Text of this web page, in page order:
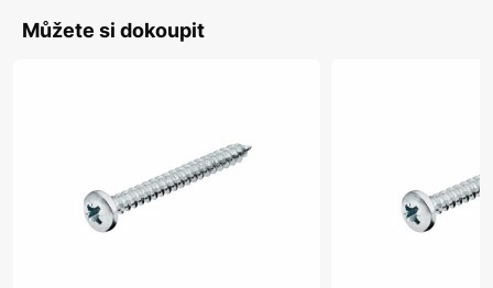
Můžete si dokoupit